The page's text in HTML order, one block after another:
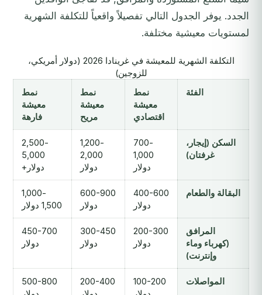
الجدد. يوفر الجدول التالي تفصيلاً واقعياً للتكلفة الشهرية
لمستويات معيشية مختلفة.
التكلفة الشهرية للمعيشة في غرينادا 2026 (دولار أمريكي،
للزوجين)
الفئة
نمط
معيشة
اقتصادي
نمط
معيشة
مريح
نمط
معيشة
فارهة
السكن (إيجار،
غرفتان)
700-
1,000
دولار
1,200-
2,000
دولار
2,500-
5,000
دولار+
البقالة والطعام
400-600
دولار
600-900
دولار
1,000-
1,500 دولار
المرافق
(كهرباء وماء
وإنترنت)
200-300
دولار
300-450
دولار
450-700
دولار
المواصلات
100-200
200-400
500-800